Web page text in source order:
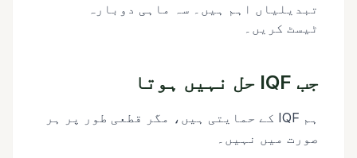
تبدیلیاں اہم ہیں۔ سہ ماہی دوبارہ
ٹیسٹ کریں۔
جب IQF حل نہیں ہوتا
ہم IQF کے حمایتی ہیں، مگر قطعی طور پر ہر
صورت میں نہیں۔